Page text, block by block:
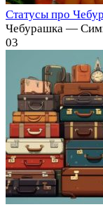
Статусы про
Чебурашка —
03